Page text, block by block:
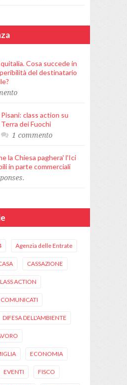
Cosa succede in
del destinatario
Pisani: class action su
Terra dei Fuochi
1 commento
la Chiesa paghera' l'Ici
in parte commerciali
Agenzia delle Entrate
CASSAZIONE
ACTION
COMUNICATI
DIFESA DELL'AMBIENTE
ECONOMIA
EVENTI FISCO